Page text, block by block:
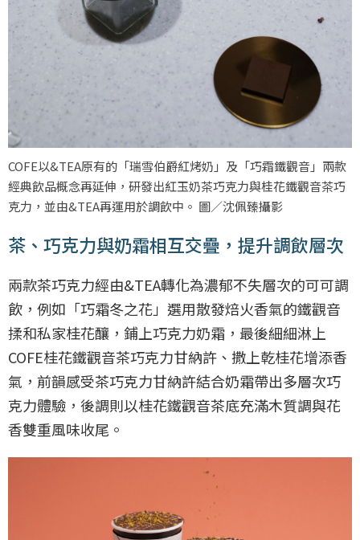
COFE以&TEA原有的「瑞雪伯爵紅烤奶」及「巧霜鐵觀音」兩款
經典飲品概念再延伸，研發出紅玉奶茶巧克力與桂花鐵觀音茶巧
克力，並由&TEA再運用於調飲中。 圖／沈佩臻攝影
茶、巧克力與奶霜相互交疊，提升調飲層次
兩款茶巧克力經由&TEA轉化為濃郁不失層次的可可調
飲，例如「巧霜冬之花」選用散發焙火香氣的鐵觀音
揉和私家桂花釀，鋪上巧克力奶霜，最後細細淋上
COFE桂花鐵觀音茶巧克力甘納許、撒上乾桂花增添香
氣，前韻感受茶巧克力甘納許結合奶霜帶出多層次巧
克力體驗，後調則以桂花鐵觀音茶底充滿木質調與花
香雙重風味收尾。